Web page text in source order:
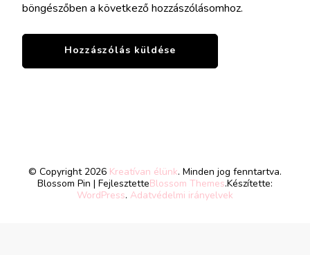
böngészőben a következő hozzászólásomhoz.
© Copyright 2026 Kreatívan élünk. Minden jog fenntartva.
Blossom Pin | FejlesztetteBlossom Themes.Készítette:
WordPress. Adatvédelmi irányelvek